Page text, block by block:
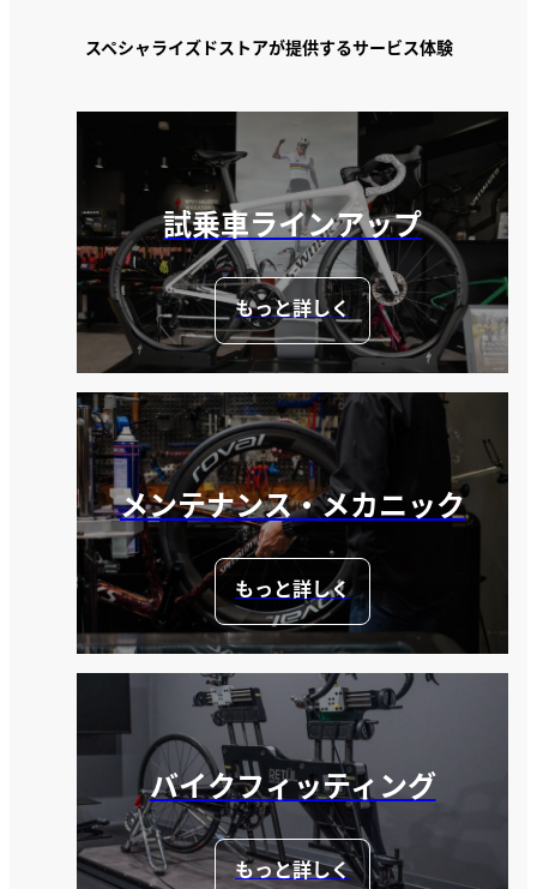
スペシャライズドストアが提供するサービス体験
試乗車ラインアップ
もっと詳しく
メンテナンス・メカニック
もっと詳しく
バイクフィッティング
もっと詳しく